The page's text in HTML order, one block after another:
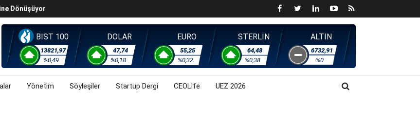
Etkinliğini Artıracak Adımlar Geldi
119,5 Milyar Liralık Sukuk Ihraç Etti
Gözler ABD'de Açıklanacak Tarım Dışı Istihdam
Yönetim Yapılanmasına Geçti
Dönüşüyor
BIST 100
13821,97
%0,49
DOLAR
47,74
%0,18
EURO
55,25
%0,32
STERLİN
64,48
%0,38
ALTIN
6732,91
%0
Yönetim Söyleşiler Startup Dergi CEOLife UEZ 2026